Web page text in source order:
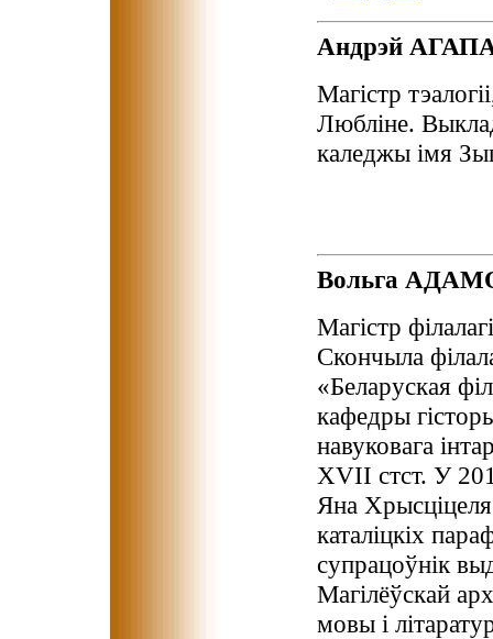
Андрэй
Магістр
Любліне.
каледжы імя
Вольга
Магістр
Скончыла
«Беларуская
кафедры
навуковага
XVII стст. У
Яна
каталіцкіх
супрацоўнік
Магілёўскай
мовы і